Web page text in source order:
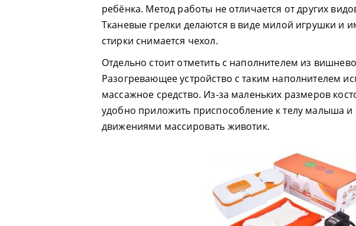
ребёнка. Метод работы не отличается от других
Тканевые грелки делаются в виде милой игрушки и
стирки снимается чехол.
Отдельно стоит отметить с наполнителем из
Разогревающее устройство с таким наполнителем
массажное средство. Из-за маленьких размеров
удобно приложить приспособление к телу малыша
движениями массировать животик.